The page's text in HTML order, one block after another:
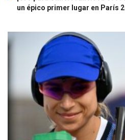
un épico primer lugar en París